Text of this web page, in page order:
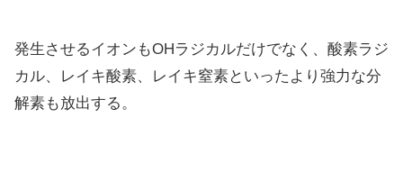
発生させるイオンもOHラジカルだけでなく、酸素ラジ
カル、レイキ酸素、レイキ窒素といったより強力な分
解素も放出する。